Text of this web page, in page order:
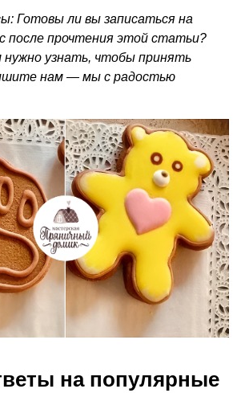
Готовы ли вы записаться на
после прочтения этой статьи?
узнать, чтобы принять
нам — мы с радостью
на популярные